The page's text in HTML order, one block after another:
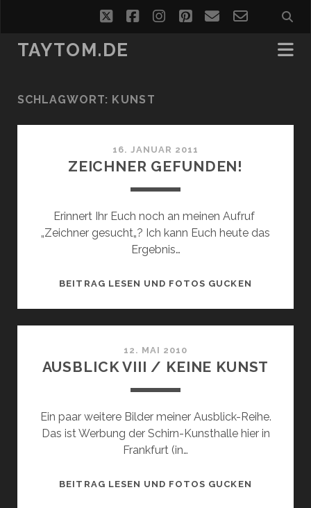
twitterfacebookinstagram
pinterest
emailemail-
form
TAYTOM.DE
SCHLAGWORT: KUNST
16. JANUAR 2011
ZEICHNER GEFUNDEN!
Erinnert Ihr Euch noch an meinen Aufruf
„Zeichner gesucht„? Ich kann Euch heute das
Ergebnis…
BEITRAG LESEN UND FOTOS GUCKEN
12. MAI 2010
AUSBLICK VIII / KEINE KUNST
Ein paar weitere Bilder meiner Ausblick-Reihe.
Das ist Werbung der Schirn-Kunsthalle hier in
Frankfurt (in…
BEITRAG LESEN UND FOTOS GUCKEN